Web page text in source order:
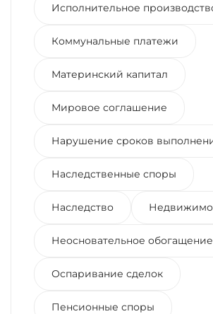
Исполнительное
Коммунальные платежи
Материнский капитал
Мировое соглашение
Нарушение сроков
Наследственные споры
Наследство
Неосновательное обогащение
Оспаривание сделок
Пенсионные споры